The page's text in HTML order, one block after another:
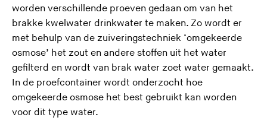
worden verschillende proeven gedaan om van het
brakke kwelwater drinkwater te maken. Zo wordt er
met behulp van de zuiveringstechniek ‘omgekeerde
osmose’ het zout en andere stoffen uit het water
gefilterd en wordt van brak water zoet water gemaakt.
In de proefcontainer wordt onderzocht hoe
omgekeerde osmose het best gebruikt kan worden
voor dit type water.